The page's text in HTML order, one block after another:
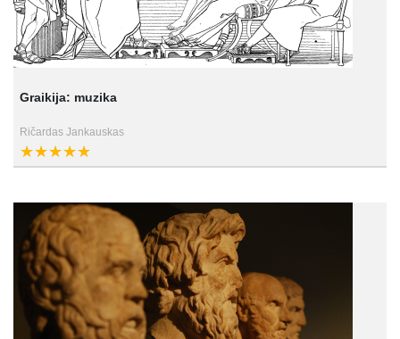
Graikija: muzika
Ričardas Jankauskas